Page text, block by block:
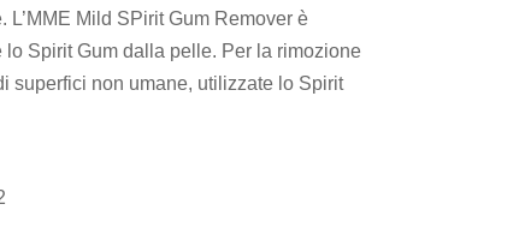
L’MME Mild SPirit Gum Remover è
lo Spirit Gum dalla pelle. Per la rimozione
superfici non umane, utilizzate lo Spirit